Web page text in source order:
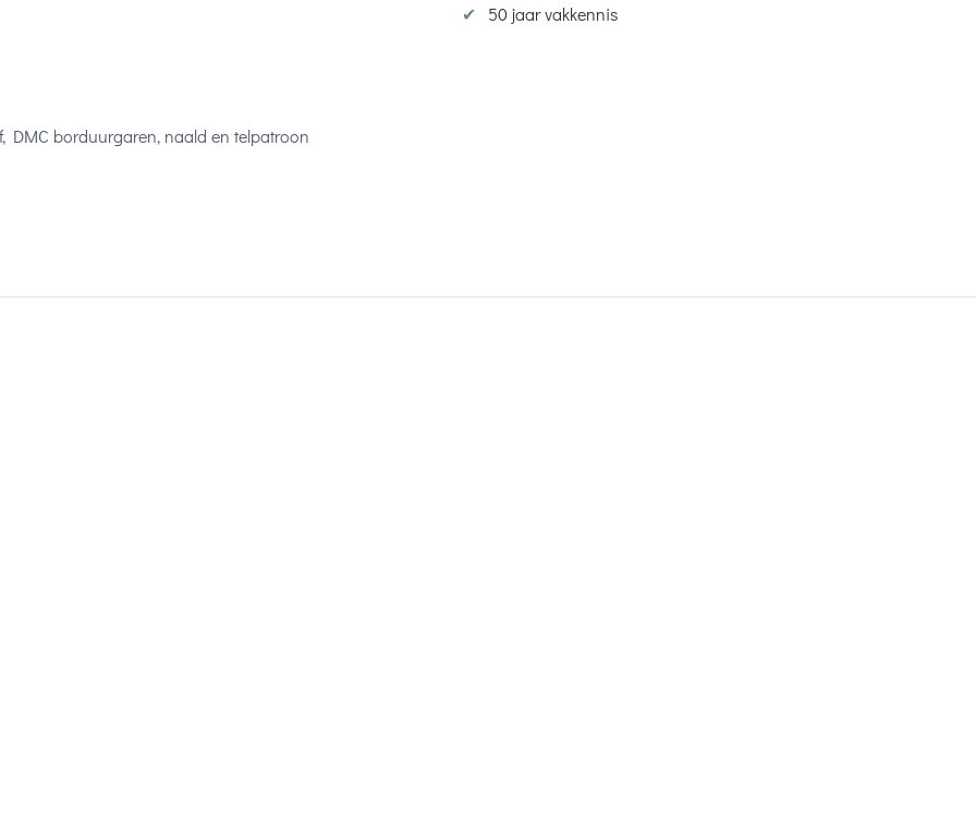
✔
50 jaar vakkennis
DMC borduurgaren, naald en telpatroon